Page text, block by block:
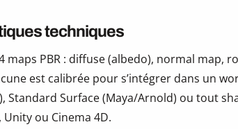
techniques
maps PBR : diffuse (albedo), normal map,
est calibrée pour s’intégrer dans un
Standard Surface (Maya/Arnold) ou tout
Unity ou Cinema 4D.